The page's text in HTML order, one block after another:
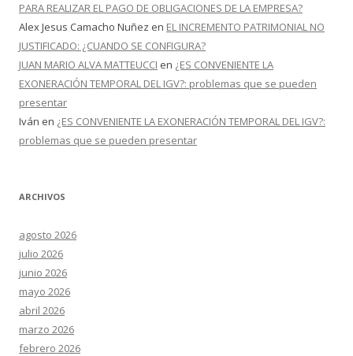
PARA REALIZAR EL PAGO DE OBLIGACIONES DE LA EMPRESA?
Alex Jesus Camacho Nuñez en EL INCREMENTO PATRIMONIAL NO
JUSTIFICADO: ¿CUANDO SE CONFIGURA?
JUAN MARIO ALVA MATTEUCCI en ¿ES CONVENIENTE LA
EXONERACIÓN TEMPORAL DEL IGV?: problemas que se pueden
presentar
Iván en ¿ES CONVENIENTE LA EXONERACIÓN TEMPORAL DEL IGV?:
problemas que se pueden presentar
ARCHIVOS
agosto 2026
julio 2026
junio 2026
mayo 2026
abril 2026
marzo 2026
febrero 2026